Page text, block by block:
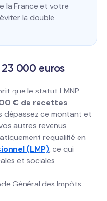
la France et votre
la double
000 euros
que le statut LMNP
€ de recettes
dépassez ce montant et
autres revenus
requalifié en
(LMP), ce qui
et sociales
Général des Impôts